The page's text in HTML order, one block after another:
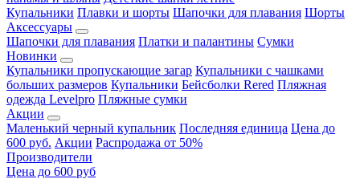
Купальники Плавки и шорты Шапочки для плавания Шорты
Аксессуары
Шапочки для плавания Платки и палантины Сумки
Новинки
Купальники пропускающие загар Купальники с чашками
больших размеров Купальники Бейсболки Rered Пляжная
одежда Levelpro Пляжные сумки
Акции
Маленький черный купальник Последняя единица Цена до
600 руб. Акции Распродажа от 50%
Производители
Цена до 600 руб